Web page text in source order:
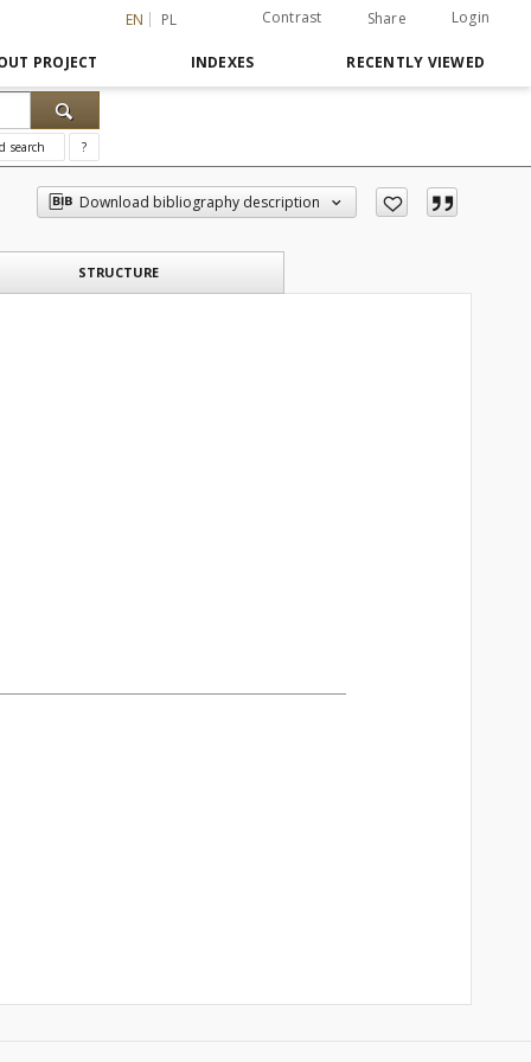
EN PL Contrast Share Login
PROJECT INDEXES RECENTLY VIEWED
search ?
Download bibliography description
STRUCTURE